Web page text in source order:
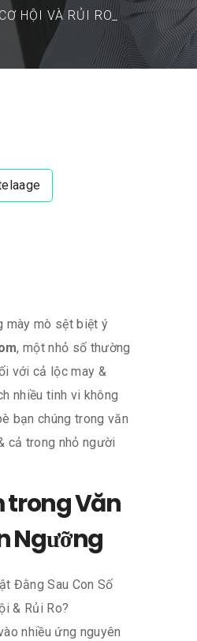
HỘI VÀ RỦI RO_
mày mò sệt biệt ý
, một nhỏ số thường
với cả lộc may &
nhiều tinh vi không
bạn chúng trong văn
cả trong nhỏ người
trong Văn
Ngưỡng
nhiều ứng nguyên